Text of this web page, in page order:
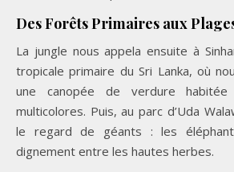
Des Forêts Primaires aux
La jungle nous appela ensuite à
tropicale primaire du Sri Lanka, où
une canopée de verdure
multicolores. Puis, au parc d’Uda
le regard de géants : les
dignement entre les hautes herbes.